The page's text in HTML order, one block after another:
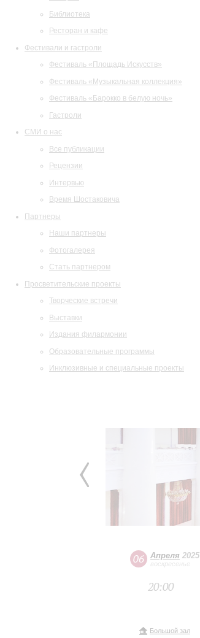
Библиотека
Ресторан и кафе
Фестивали и гастроли
Фестиваль «Площадь Искусств»
Фестиваль «Музыкальная коллекция»
Фестиваль «Барокко в белую ночь»
Гастроли
СМИ о нас
Все публикации
Рецензии
Интервью
Время Шостаковича
Партнеры
Наши партнеры
Фотогалерея
Стать партнером
Просветительские проекты
Творческие встречи
Выставки
Издания филармонии
Образовательные программы
Инклюзивные и специальные проекты
06 Апреля 2025
воскресенье
20:00
Большой зал